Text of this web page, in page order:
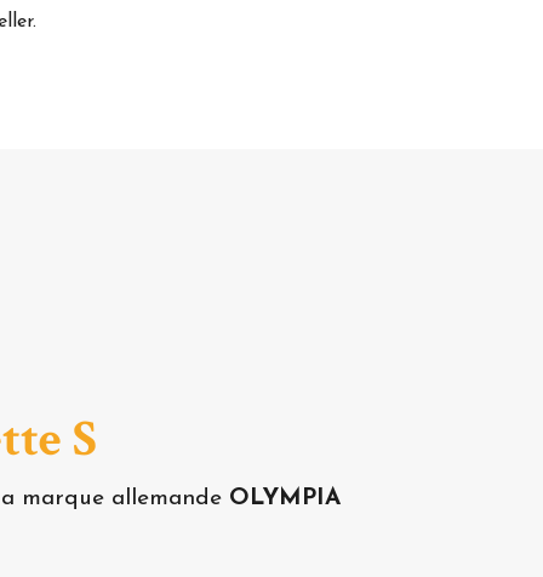
S
marque allemande OLYMPIA